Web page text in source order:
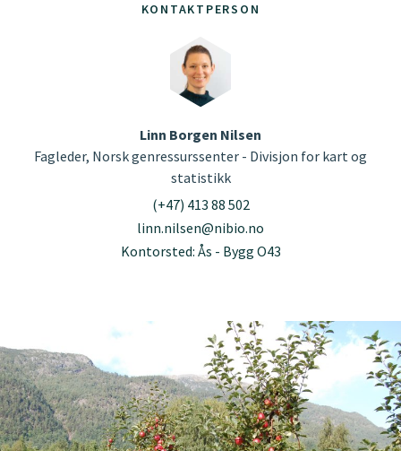
KONTAKTPERSON
Linn Borgen Nilsen
Fagleder, Norsk genressurssenter - Divisjon for kart og
statistikk
(+47) 413 88 502
linn.nilsen@nibio.no
Kontorsted: Ås - Bygg O43